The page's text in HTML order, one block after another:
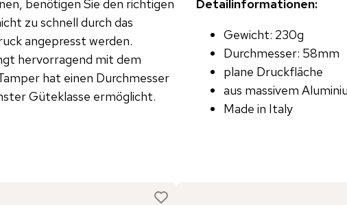
benötigen Sie den richtigen
zu schnell durch das
angepresst werden.
hervorragend mit dem
hat einen Durchmesser
Güteklasse ermöglicht.
Detailinformationen:
Gewicht: 230g
Durchmesser: 58mm
plane Druckfläche
aus massivem
Made in Italy